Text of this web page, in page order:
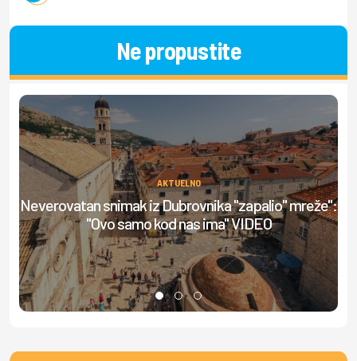
Ne propustite
AKTUELNO
Neverovatan snimak iz Dubrovnika "zapalio" mreže":
"Ovo samo kod nas ima" VIDEO